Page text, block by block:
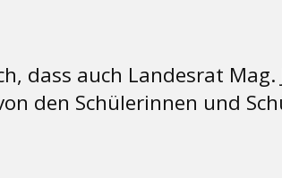
dass auch Landesrat
den Schülerinnen und